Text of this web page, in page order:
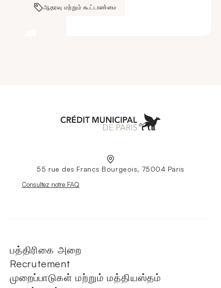
ஆதரவு மற்றும் கூட்டாண்மை
55 rue des Francs Bourgeois, 75004 Paris
Nouvelle fenêtre
Consultez notre FAQ
பத்திரிகை அறை
Recrutement
முறைப்பாடுகள் மற்றும் மத்தியஸ்தம்